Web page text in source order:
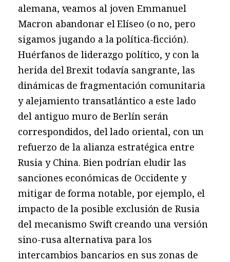
alemana, veamos al joven Emmanuel
Macron abandonar el Elíseo (o no, pero
sigamos jugando a la política-ficción).
Huérfanos de liderazgo político, y con la
herida del Brexit todavía sangrante, las
dinámicas de fragmentación comunitaria
y alejamiento transatlántico a este lado
del antiguo muro de Berlín serán
correspondidos, del lado oriental, con un
refuerzo de la alianza estratégica entre
Rusia y China. Bien podrían eludir las
sanciones económicas de Occidente y
mitigar de forma notable, por ejemplo, el
impacto de la posible exclusión de Rusia
del mecanismo Swift creando una versión
sino-rusa alternativa para los
intercambios bancarios en sus zonas de